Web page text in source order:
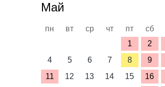
Май
пн вт ср чт пт сб
1
2
4
5 6 7 8 9
11
12 13 14 15 16